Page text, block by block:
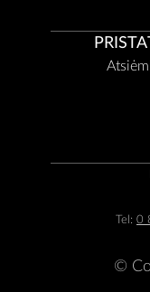
Tel: 0
©